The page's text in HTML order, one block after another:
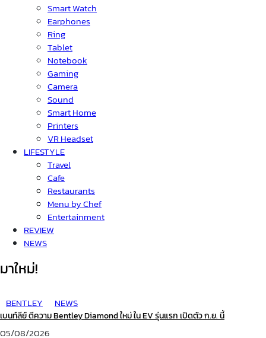
Smart Watch
Earphones
Ring
Tablet
Notebook
Gaming
Camera
Sound
Smart Home
Printers
VR Headset
LIFESTYLE
Travel
Cafe
Restaurants
Menu by Chef
Entertainment
REVIEW
NEWS
มาใหม่!
BENTLEY NEWS
เบนท์ลีย์ ตีความ Bentley Diamond ใหม่ ใน EV รุ่นแรก เปิดตัว ก.ย. นี้
05/08/2026